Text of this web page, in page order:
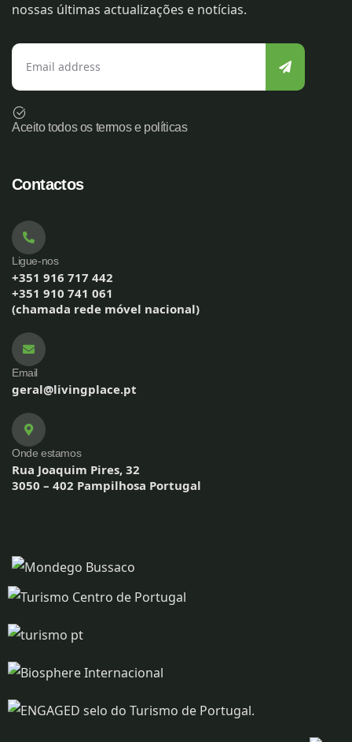
nossas últimas actualizações e notícias.
Aceito todos os termos e políticas
Contactos
Ligue-nos
+351 916 717 442
+351 910 741 061
(chamada rede móvel nacional)
Email
geral@livingplace.pt
Onde estamos
Rua Joaquim Pires, 32
3050 – 402 Pampilhosa Portugal